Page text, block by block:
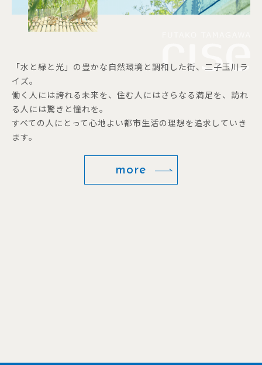
「水と緑と光」の豊かな自然環境と調和した街、二子玉川ラ
イズ。
働く人には誇れる未来を、住む人にはさらなる満足を、訪れ
る人には驚きと憧れを。
すべての人にとって心地よい都市生活の理想を追求していき
ます。
more